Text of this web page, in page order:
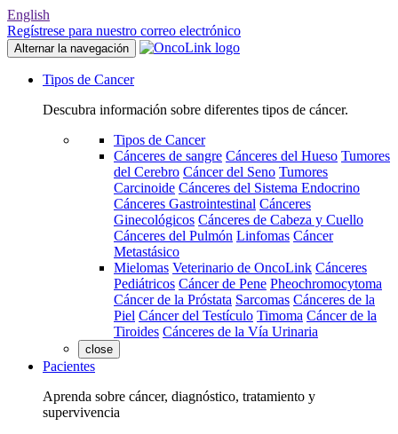
English
Regístrese para nuestro correo electrónico
Alternar la navegación
Tipos de Cancer
Descubra información sobre diferentes tipos de cáncer.
Tipos de Cancer
Cánceres de sangre Cánceres del Hueso Tumores
del Cerebro Cáncer del Seno Tumores
Carcinoide Cánceres del Sistema Endocrino
Cánceres Gastrointestinal Cánceres
Ginecológicos Cánceres de Cabeza y Cuello
Cánceres del Pulmón Linfomas Cáncer
Metastásico
Mielomas Veterinario de OncoLink Cánceres
Pediátricos Cáncer de Pene Pheochromocytoma
Cáncer de la Próstata Sarcomas Cánceres de la
Piel Cáncer del Testículo Timoma Cáncer de la
Tiroides Cánceres de la Vía Urinaria
close
Pacientes
Aprenda sobre cáncer, diagnóstico, tratamiento y
supervivencia